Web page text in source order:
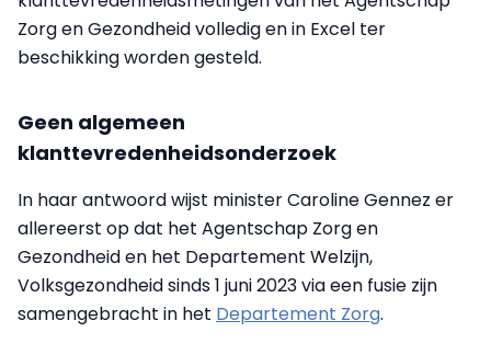
Zorg en Gezondheid volledig en in Excel ter
beschikking worden gesteld.
Geen algemeen
klanttevredenheidsonderzoek
In haar antwoord wijst minister Caroline Gennez er
allereerst op dat het Agentschap Zorg en
Gezondheid en het Departement Welzijn,
Volksgezondheid sinds 1 juni 2023 via een fusie zijn
samengebracht in het Departement Zorg.